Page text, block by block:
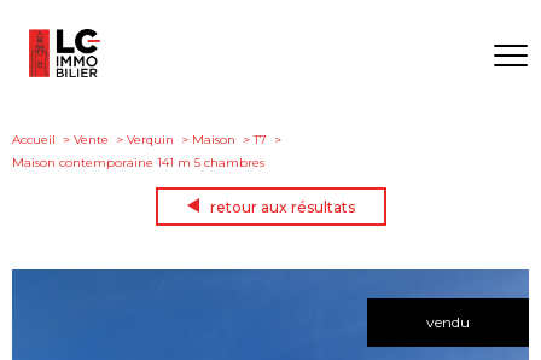
Accueil Vente Verquin Maison
T7
Maison contemporaine 141 m 5 chambres
retour aux résultats
vendu